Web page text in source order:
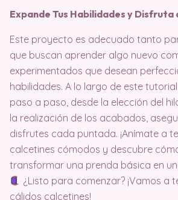
Expande Tus Habilidades y Disfruta
Este proyecto es adecuado tanto
que buscan aprender algo nuevo
experimentados que desean
habilidades. A lo largo de este
paso a paso, desde la elección del
la realización de los acabados,
disfrutes cada puntada. ¡Anímate a
calcetines cómodos y descubre
transformar una prenda básica en
¿Listo para comenzar? ¡Vamos a
cálidos calcetines!